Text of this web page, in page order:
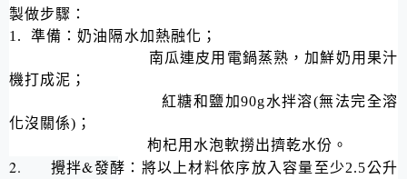
製做步驟：
1.準備：奶油隔水加熱融化；
南瓜連皮用電鍋蒸熟，加鮮奶用果汁
機打成泥；
紅糖和鹽加90g水拌溶(無法完全溶
化沒關係) ；
枸杞用水泡軟撈出擠乾水份。
2. 攪拌&發酵：將以上材料依序放入容量至少2.5公升